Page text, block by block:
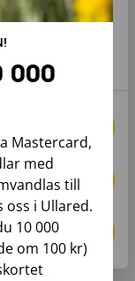
som
kombinera
som du har
in när du har
av
samma
på
000
Mastercard,
med
till
i Ullared.
10 000
om 100 kr)